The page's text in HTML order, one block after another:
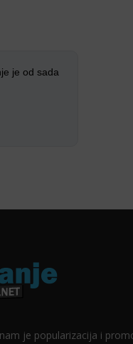
je od sada
je popularizacija i